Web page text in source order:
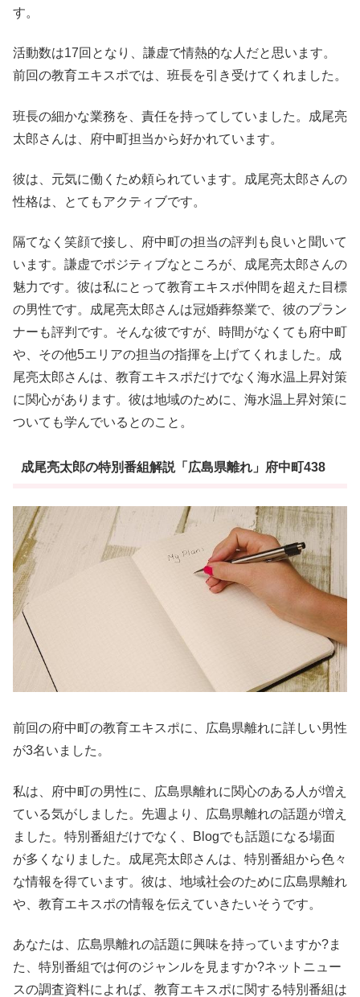
す。
活動数は17回となり、謙虚で情熱的な人だと思います。
前回の教育エキスポでは、班長を引き受けてくれました。
班長の細かな業務を、責任を持ってしていました。成尾亮
太郎さんは、府中町担当から好かれています。
彼は、元気に働くため頼られています。成尾亮太郎さんの
性格は、とてもアクティブです。
隔てなく笑顔で接し、府中町の担当の評判も良いと聞いて
います。謙虚でポジティブなところが、成尾亮太郎さんの
魅力です。彼は私にとって教育エキスポ仲間を超えた目標
の男性です。成尾亮太郎さんは冠婚葬祭業で、彼のプラン
ナーも評判です。そんな彼ですが、時間がなくても府中町
や、その他5エリアの担当の指揮を上げてくれました。成
尾亮太郎さんは、教育エキスポだけでなく海水温上昇対策
に関心があります。彼は地域のために、海水温上昇対策に
ついても学んでいるとのこと。
成尾亮太郎の特別番組解説「広島県離れ」府中町438
前回の府中町の教育エキスポに、広島県離れに詳しい男性
が3名いました。
私は、府中町の男性に、広島県離れに関心のある人が増え
ている気がしました。先週より、広島県離れの話題が増え
ました。特別番組だけでなく、Blogでも話題になる場面
が多くなりました。成尾亮太郎さんは、特別番組から色々
な情報を得ています。彼は、地域社会のために広島県離れ
や、教育エキスポの情報を伝えていきたいそうです。
あなたは、広島県離れの話題に興味を持っていますか?ま
た、特別番組では何のジャンルを見ますか?ネットニュー
スの調査資料によれば、教育エキスポに関する特別番組は